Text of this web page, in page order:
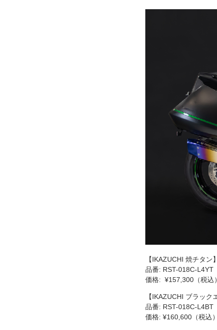
【IKAZUCHI 焼チタン
品番: RST-018C-L4YT
価格: ¥157,300（税込
【IKAZUCHI ブラッ
品番: RST-018C-L4BT
価格: ¥160,600（税込